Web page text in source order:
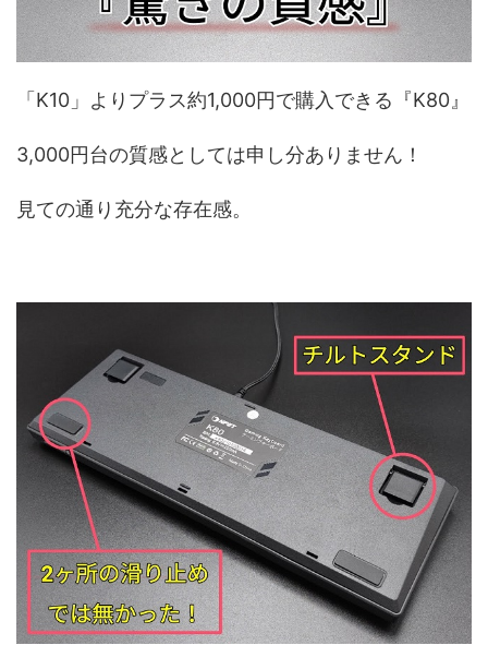
「K10」よりプラス約1,000円で購入できる『K80』
3,000円台の質感としては申し分ありません！
見ての通り充分な存在感。